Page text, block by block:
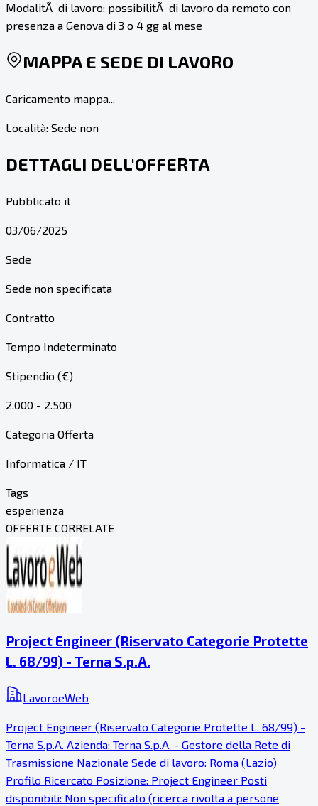
ModalitÃ di lavoro: possibilitÃ di lavoro da remoto con
presenza a Genova di 3 o 4 gg al mese
MAPPA E SEDE DI LAVORO
Caricamento mappa...
Località: Sede non
DETTAGLI DELL'OFFERTA
Pubblicato il
03/06/2025
Sede
Sede non specificata
Contratto
Tempo Indeterminato
Stipendio (€)
2.000 - 2.500
Categoria Offerta
Informatica / IT
Tags
esperienza
OFFERTE CORRELATE
Project Engineer (Riservato Categorie Protette
L. 68/99) - Terna S.p.A.
LavoroeWeb
Project Engineer (Riservato Categorie Protette L. 68/99) -
Terna S.p.A. Azienda: Terna S.p.A. - Gestore della Rete di
Trasmissione Nazionale Sede di lavoro: Roma (Lazio)
Profilo Ricercato Posizione: Project Engineer Posti
disponibili: Non specificato (ricerca rivolta a persone